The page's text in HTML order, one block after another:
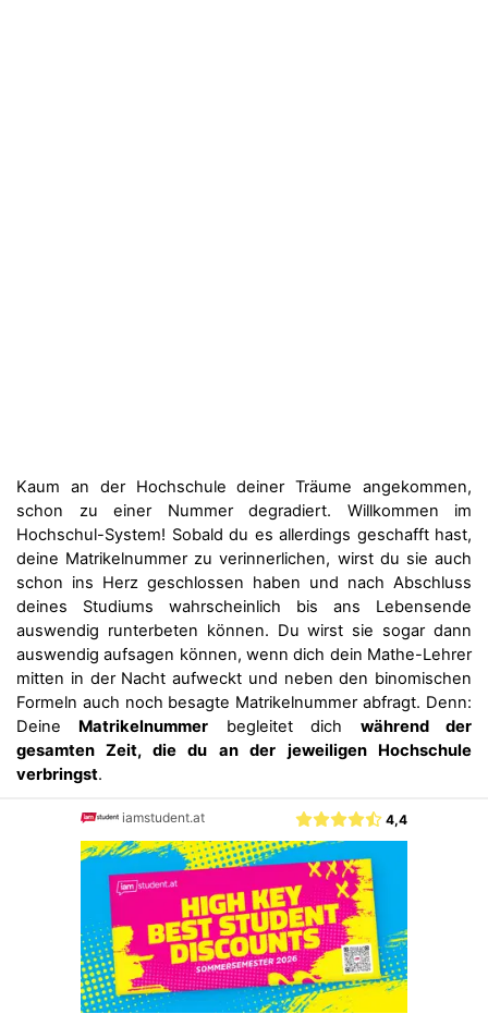
Kaum an der Hochschule deiner Träume angekommen,
schon zu einer Nummer degradiert. Willkommen im
Hochschul-System! Sobald du es allerdings geschafft hast,
deine Matrikelnummer zu verinnerlichen, wirst du sie auch
schon ins Herz geschlossen haben und nach Abschluss
deines Studiums wahrscheinlich bis ans Lebensende
auswendig runterbeten können. Du wirst sie sogar dann
auswendig aufsagen können, wenn dich dein Mathe-Lehrer
mitten in der Nacht aufweckt und neben den binomischen
Formeln auch noch besagte Matrikelnummer abfragt. Denn:
Deine Matrikelnummer begleitet dich während der
gesamten Zeit, die du an der jeweiligen Hochschule
verbringst.